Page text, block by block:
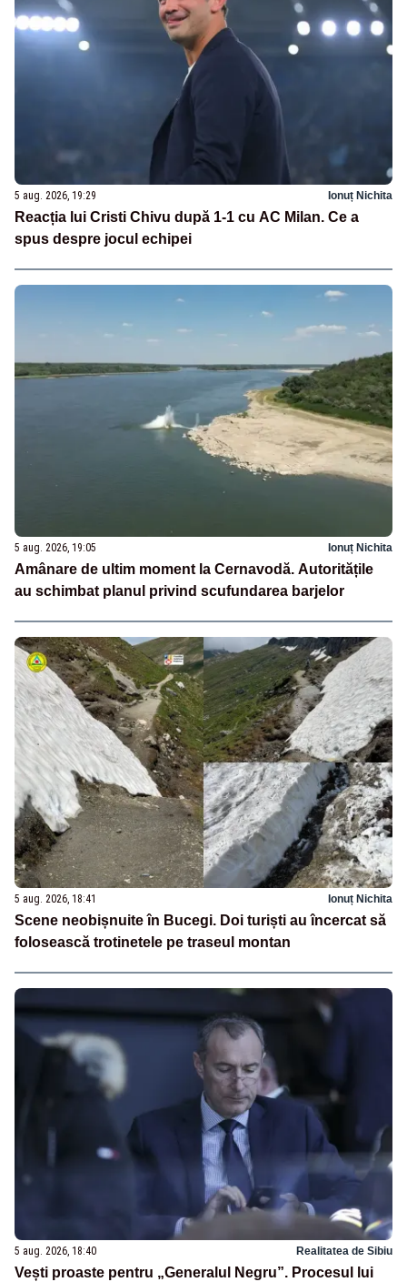
5 aug. 2026, 19:29 Ionuț Nichita
Reacția lui Cristi Chivu după 1-1 cu AC Milan. Ce a
spus despre jocul echipei
5 aug. 2026, 19:05 Ionuț Nichita
Amânare de ultim moment la Cernavodă. Autoritățile
au schimbat planul privind scufundarea barjelor
5 aug. 2026, 18:41 Ionuț Nichita
Scene neobișnuite în Bucegi. Doi turiști au încercat să
folosească trotinetele pe traseul montan
5 aug. 2026, 18:40 Realitatea de Sibiu
Vești proaste pentru „Generalul Negru”. Procesul lui